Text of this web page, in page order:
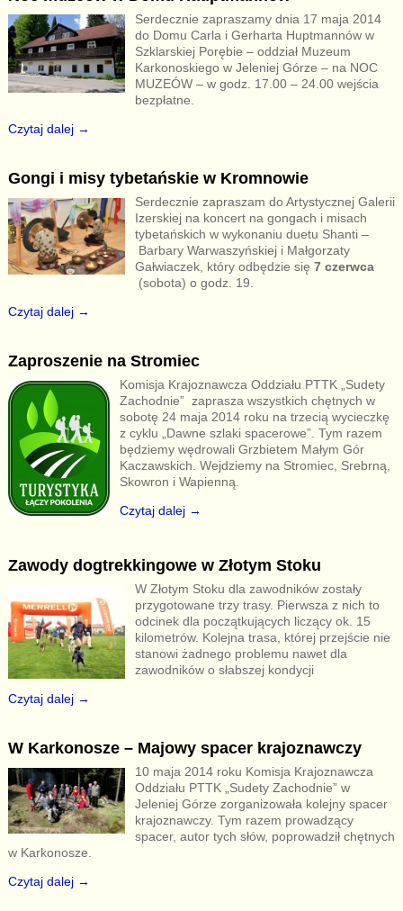
Serdecznie zapraszamy dnia 17 maja 2014
do Domu Carla i Gerharta Huptmannów w
Szklarskiej Porębie – oddział Muzeum
Karkonoskiego w Jeleniej Górze – na NOC
MUZEÓW – w godz. 17.00 – 24.00 wejścia
bezpłatne.
Czytaj dalej →
Gongi i misy tybetańskie w Kromnowie
Serdecznie zapraszam do Artystycznej Galerii
Izerskiej na koncert na gongach i misach
tybetańskich w wykonaniu duetu Shanti –
Barbary Warwaszyńskiej i Małgorzaty
Gałwiaczek, który odbędzie się 7 czerwca
(sobota) o godz. 19.
Czytaj dalej →
Zaproszenie na Stromiec
Komisja Krajoznawcza Oddziału PTTK „Sudety
Zachodnie” zaprasza wszystkich chętnych w
sobotę 24 maja 2014 roku na trzecią wycieczkę
z cyklu „Dawne szlaki spacerowe”. Tym razem
będziemy wędrowali Grzbietem Małym Gór
Kaczawskich. Wejdziemy na Stromiec, Srebrną,
Skowron i Wapienną.
Czytaj dalej →
Zawody dogtrekkingowe w Złotym Stoku
W Złotym Stoku dla zawodników zostały
przygotowane trzy trasy. Pierwsza z nich to
odcinek dla początkujących liczący ok. 15
kilometrów. Kolejna trasa, której przejście nie
stanowi żadnego problemu nawet dla
zawodników o słabszej kondycji
Czytaj dalej →
W Karkonosze – Majowy spacer krajoznawczy
10 maja 2014 roku Komisja Krajoznawcza
Oddziału PTTK „Sudety Zachodnie” w
Jeleniej Górze zorganizowała kolejny spacer
krajoznawczy. Tym razem prowadzący
spacer, autor tych słów, poprowadził chętnych
w Karkonosze.
Czytaj dalej →